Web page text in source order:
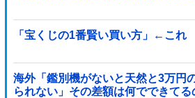
「宝くじの1番賢い買い方」←これ
海外「鑑別機がないと天然と3万円
られない」その差額は何でできて